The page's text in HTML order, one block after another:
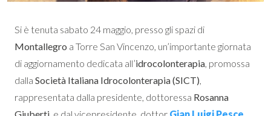
Si è tenuta sabato 24 maggio, presso gli spazi di
Montallegro a Torre San Vincenzo, un’importante giornata
di aggiornamento dedicata all’idrocolonterapia , promossa
dalla Società Italiana Idrocolonterapia (SICT)
rappresentata dalla presidente, dottoressa Rosanna